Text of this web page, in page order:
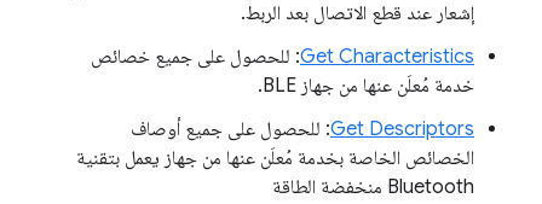
إشعار عند قطع الاتصال بعد الربط.
Get Characteristics: للحصول على جميع خصائص
خدمة مُعلَن عنها من جهاز BLE.
Get Descriptors: للحصول على جميع أوصاف
الخصائص الخاصة بخدمة مُعلَن عنها من جهاز يعمل بتقنية
Bluetooth منخفضة الطاقة